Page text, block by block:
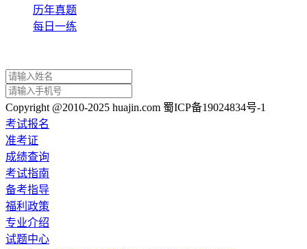
历年真题
每日一练
Copyright @2010-2025 huajin.com 蜀ICP备19024834号-1
考试报名
准考证
成绩查询
考试指南
备考指导
福利政策
专业介绍
试题中心